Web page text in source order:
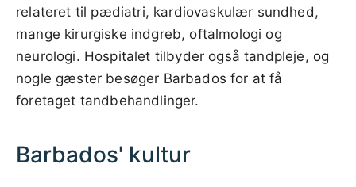
relateret til pædiatri, kardiovaskulær sundhed,
mange kirurgiske indgreb, oftalmologi og
neurologi. Hospitalet tilbyder også tandpleje, og
nogle gæster besøger Barbados for at få
foretaget tandbehandlinger.
Barbados' kultur